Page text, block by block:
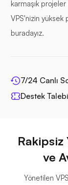
karmaşık
VPS'nizin yüksek
buradayız.
7/24 Canlı
Destek Talebi
Rakipsiz
ve
Yönetilen